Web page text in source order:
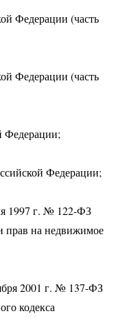
Федерации (часть
Федерации (часть
Федерации;
Федерации;
1997 г. № 122-ФЗ
прав на недвижимое
2001 г. № 137-ФЗ
кодекса